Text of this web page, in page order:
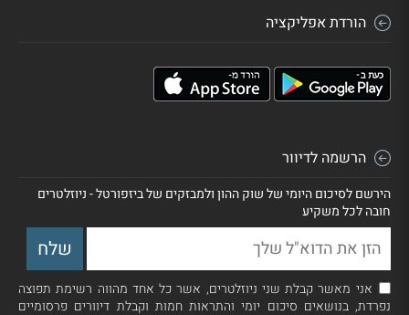
הורדת אפליקציה
הרשמה לדיוור
הירשם לסיכום היומי של שוק ההון ולמבזקים של ביזפורטל - ניוזלטרים
חובה לכל משקיע
אני מאשר קבלת שני ניוזלטרים, אשר כל אחד מהווה רשימת תפוצה
נפרדת, בנושאים סיכום יומי והתראות חמות וקבלת דיוורים פרסומיים